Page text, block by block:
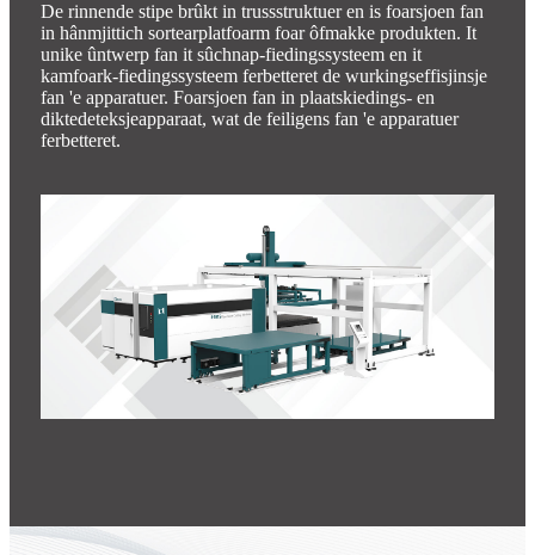
De rinnende stipe brûkt in trussstruktuer en is foarsjoen fan
in hânmjittich sortearplatfoarm foar ôfmakke produkten. It
unike ûntwerp fan it sûchnap-fiedingssysteem en it
kamfoark-fiedingssysteem ferbetteret de wurkingseffisjinsje
fan 'e apparatuer. Foarsjoen fan in plaatskiedings- en
diktedeteksjeapparaat, wat de feiligens fan 'e apparatuer
ferbetteret.